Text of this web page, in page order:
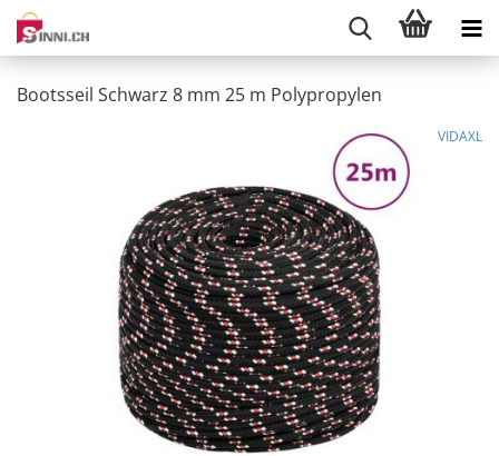
Bootsseil Schwarz 8 mm 25 m Polypropylen
VIDAXL